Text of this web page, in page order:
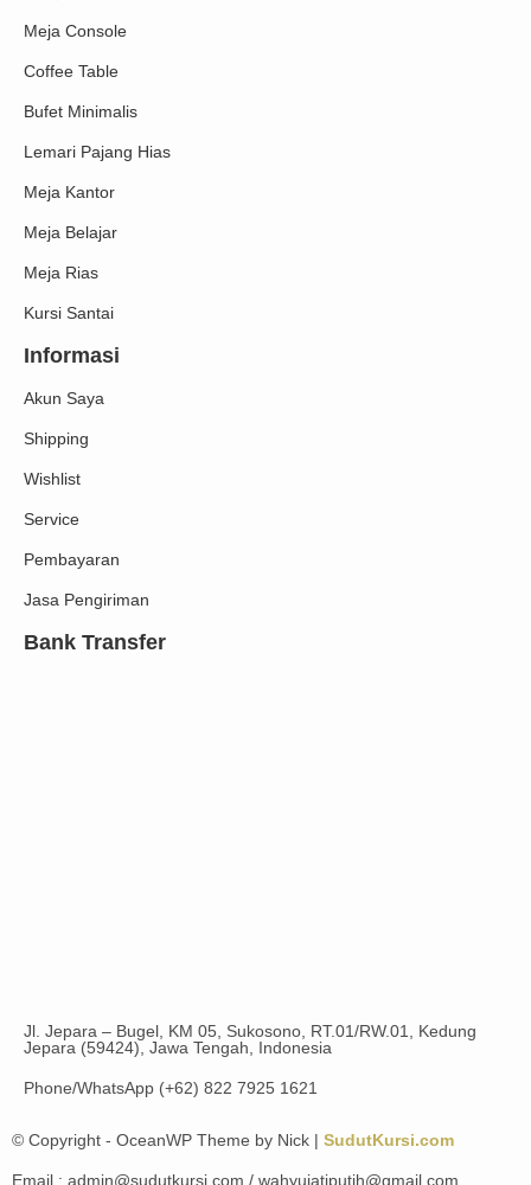
Meja Console
Coffee Table
Bufet Minimalis
Lemari Pajang Hias
Meja Kantor
Meja Belajar
Meja Rias
Kursi Santai
Informasi
Akun Saya
Shipping
Wishlist
Service
Pembayaran
Jasa Pengiriman
Bank Transfer
Jl. Jepara – Bugel, KM 05, Sukosono, RT.01/RW.01, Kedung
Jepara (59424), Jawa Tengah, Indonesia
Phone/WhatsApp (+62) 822 7925 1621
© Copyright - OceanWP Theme by Nick | SudutKursi.com
Email : admin@sudutkursi.com / wahyujatiputih@gmail.com